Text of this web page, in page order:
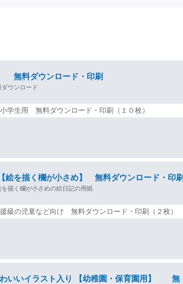
無料ダウンロード・印刷
ウンロード
学生用 無料ダウンロード・印刷（１０枚）
絵を描く欄が小さめ】 無料ダウンロード・印刷
描く欄が小さめの絵日記の用紙
級の児童など向け 無料ダウンロード・印刷（２枚）
わいいイラスト入り 【幼稚園・保育園用】 無